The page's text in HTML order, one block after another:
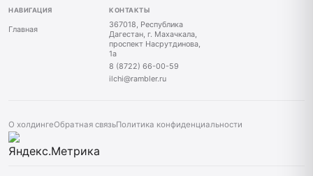
НАВИГАЦИЯ
Главная
КОНТАКТЫ
367018, Республика
Дагестан, г. Махачкала,
проспект Насрутдинова,
1а
8 (8722) 66-00-59
ilchi@rambler.ru
О холдингеОбратная связьПолитика конфиденциальности